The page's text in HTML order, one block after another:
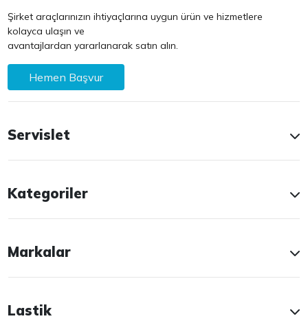
Şirket araçlarınızın ihtiyaçlarına uygun ürün ve hizmetlere
kolayca ulaşın ve
avantajlardan yararlanarak satın alın.
Hemen Başvur
Servislet
Kategoriler
Markalar
Lastik